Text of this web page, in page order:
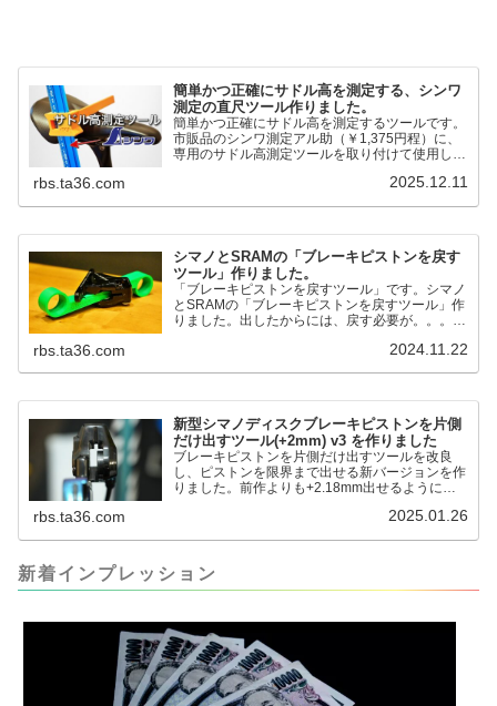
簡単かつ正確にサドル高を測定する、シンワ
測定の直尺ツール作りました。
簡単かつ正確にサドル高を測定するツールです。
市販品のシンワ測定アル助（￥1,375円程）に、
専用のサドル高測定ツールを取り付けて使用しま
るようになりました。シンワ測定(Shinwa
Sokutei)￥1,375Amazon.c...
rbs.ta36.com 2025.12.11
シマノとSRAMの「ブレーキピストンを戻す
ツール」作りました。
「ブレーキピストンを戻すツール」です。シマノ
とSRAMの「ブレーキピストンを戻すツール」作
りました。出したからには、戻す必要が。。。で
だと。。。▶「ブレーキピストンを戻すツール」
るのかというと、出ているピス...
rbs.ta36.com 2024.11.22
新型シマノディスクブレーキピストンを片側
だけ出すツール(+2mm) v3 を作りました
ブレーキピストンを片側だけ出すツールを改良
し、ピストンを限界まで出せる新バージョンを作
りました。前作よりも+2.18mm出せるようにな
って、オイル漏れするまで試しました。最も安全
ましたが、ギリギリまで攻めてますのでピストン
内部の汚れをさらに掃除できると思います。前作
の...
rbs.ta36.com 2025.01.26
新着インプレッション